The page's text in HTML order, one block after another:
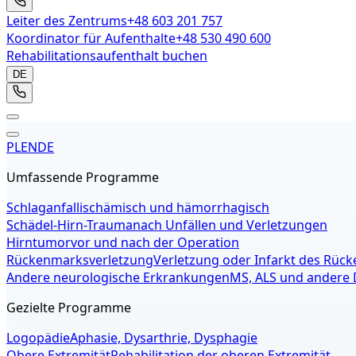
Leiter des Zentrums+48 603 201 757
Koordinator für Aufenthalte+48 530 490 600
Rehabilitationsaufenthalt buchen
DE
PLENDE
Umfassende Programme
Schlaganfallischämisch und hämorrhagisch
Schädel-Hirn-Traumanach Unfällen und Verletzungen
Hirntumorvor und nach der Operation
RückenmarksverletzungVerletzung oder Infarkt des
Andere neurologische ErkrankungenMS, ALS und andere
Gezielte Programme
LogopädieAphasie, Dysarthrie, Dysphagie